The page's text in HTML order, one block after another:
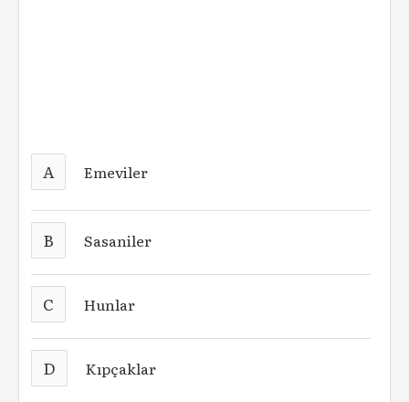
A Emeviler
B Sasaniler
C Hunlar
D Kıpçaklar